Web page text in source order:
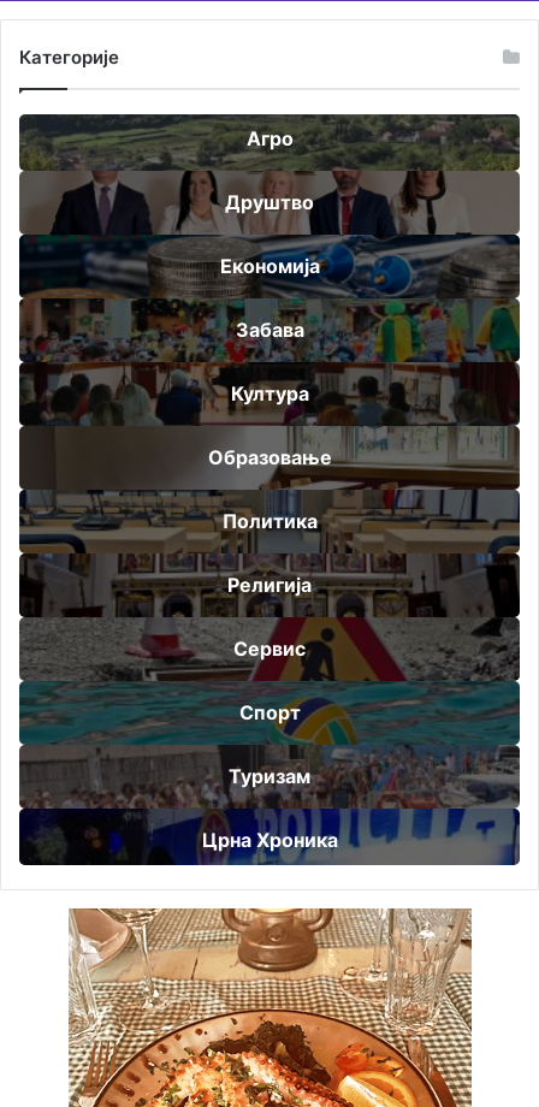
Категорије
Агро
Друштво
Економија
Забава
Култура
Образовање
Политика
Религија
Сервис
Спорт
Туризам
Црна Хроника